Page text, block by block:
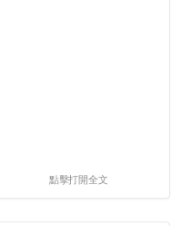
點擊打開全文